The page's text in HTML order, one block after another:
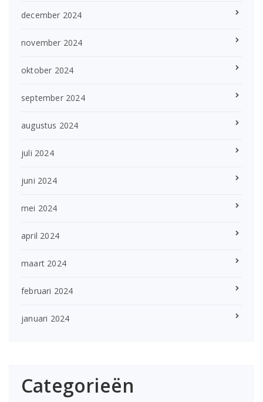
december 2024
november 2024
oktober 2024
september 2024
augustus 2024
juli 2024
juni 2024
mei 2024
april 2024
maart 2024
februari 2024
januari 2024
Categorieën